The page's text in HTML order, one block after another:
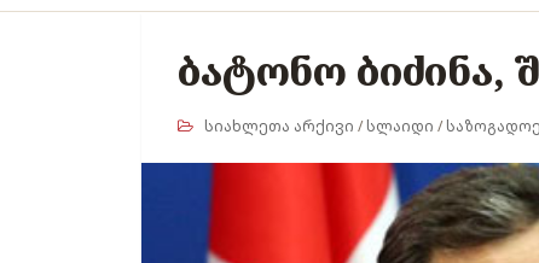
ბატონო ბიძინა,
სიახლეთა არქივი /სლაიდი /